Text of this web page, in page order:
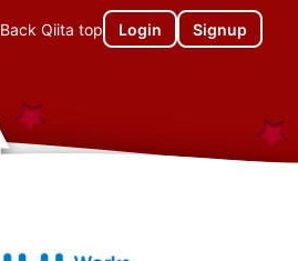
Back Qiita top Login Signup